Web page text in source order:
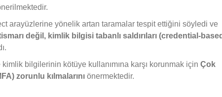
arayüzlerine yönelik artan taramalar tespit ettiğini söyledi ve
değil, kimlik bilgisi tabanlı saldırıları (credential-based
bilgilerinin kötüye kullanımına karşı korunmak için Çok
zorunlu kılmalarını önermektedir.